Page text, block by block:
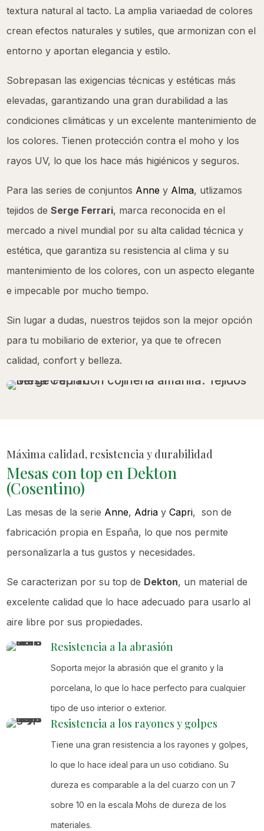
textura natural al tacto. La amplia variaedad de colores
crean efectos naturales y sutiles, que armonizan con el
entorno y aportan elegancia y estilo.
Sobrepasan las exigencias técnicas y estéticas más
elevadas, garantizando una gran durabilidad a las
condiciones climáticas y un excelente mantenimiento de
los colores. Tienen protección contra el moho y los
rayos UV, lo que los hace más higiénicos y seguros.
Para las series de conjuntos Anne y Alma, utlizamos
tejidos deSerge Ferrari, marca reconocida en el
mercado a nivel mundial por su alta calidad técnica y
estética, que garantiza su resistencia al clima y su
mantenimiento de los colores, con un aspecto elegante
e impecable por mucho tiempo.
Sin lugar a dudas, nuestros tejidos son la mejor opción
para tu mobiliario de exterior, ya que te ofrecen
calidad, confort y belleza.
Máxima calidad, resistencia y durabilidad
Mesas con top en Dekton
(Cosentino)
Las mesas de la serie Anne, Adria yCapri, son de
fabricación propia en España, lo que nos permite
personalizarla a tus gustos y necesidades.
Se caracterizan por su top de Dekton, un material de
excelente calidad que lo hace adecuado para usarlo al
aire libre por sus propiedades.
Resistencia a la abrasión
Soporta mejor la abrasión que el granito y la
porcelana, lo que lo hace perfecto para cualquier
tipo de uso interior o exterior.
Resistencia a los rayones y golpes
Tiene una gran resistencia a los rayones y golpes,
lo que lo hace ideal para un uso cotidiano. Su
dureza es comparable a la del cuarzo con un 7
sobre 10 en la escala Mohs de dureza de los
materiales.